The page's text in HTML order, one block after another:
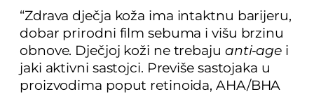
“Zdrava dječja koža ima intaktnu barijeru,
dobar prirodni film sebuma i višu brzinu
obnove. Dječjoj koži ne trebaju anti‑age i
jaki aktivni sastojci. Previše sastojaka u
proizvodima poput retinoida, AHA/BHA